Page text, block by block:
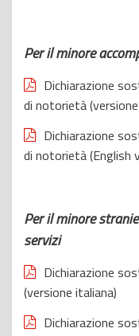
Per il minore
Dichiarazione
di notorietà
Dichiarazione
di notorietà (English
Per il minore
servizi
Dichiarazione
(versione italiana)
Dichiarazione